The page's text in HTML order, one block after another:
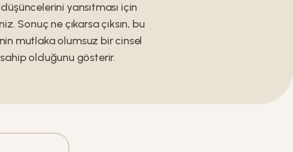
yansıtması için
Sonuç ne çıkarsa çıksın, bu
mutlaka olumsuz bir cinsel
sahip olduğunu gösterir.